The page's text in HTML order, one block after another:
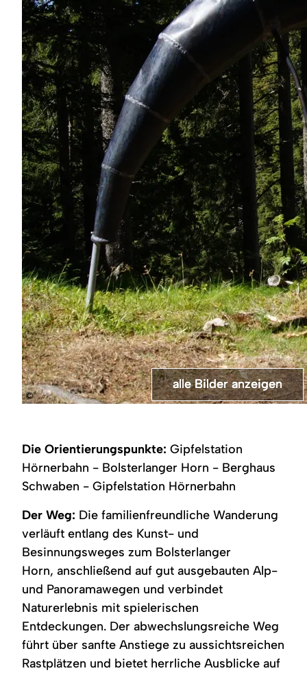
©
Kunst-
&
Besinnungsweg
alle Bilder anzeigen
dem
Kunst-
&
alle Bilder anzeigen
alle Bilder anzeigen
Allgäu
alle Bilder anzeigen
Allgäuer
Alpen
vom
Panoramaweg
alle Bilder anzeigen
Die Orientierungspunkte: Gipfelstation
Hörnerbahn - Bolsterlanger Horn - Berghaus
Schwaben - Gipfelstation Hörnerbahn
Der Weg: Die familienfreundliche Wanderung
verläuft entlang des Kunst- und
Besinnungsweges zum Bolsterlanger
Horn, anschließend auf gut ausgebauten Alp-
und Panoramawegen und verbindet
Naturerlebnis mit spielerischen
Entdeckungen. Der abwechslungsreiche Weg
führt über sanfte Anstiege zu aussichtsreichen
Rastplätzen und bietet herrliche Ausblicke auf